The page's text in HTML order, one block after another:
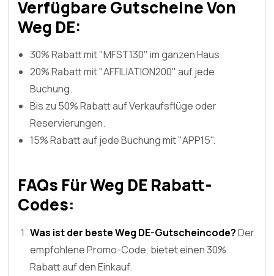
Verfügbare Gutscheine Von
Weg DE:
30% Rabatt mit "MFST130" im ganzen Haus.
20% Rabatt mit "AFFILIATION200" auf jede
Buchung.
Bis zu 50% Rabatt auf Verkaufsflüge oder
Reservierungen.
15% Rabatt auf jede Buchung mit "APP15".
FAQs Für Weg DE Rabatt-
Codes:
Was ist der beste Weg DE-Gutscheincode?Der
empfohlene Promo-Code, bietet einen 30%
Rabatt auf den Einkauf.